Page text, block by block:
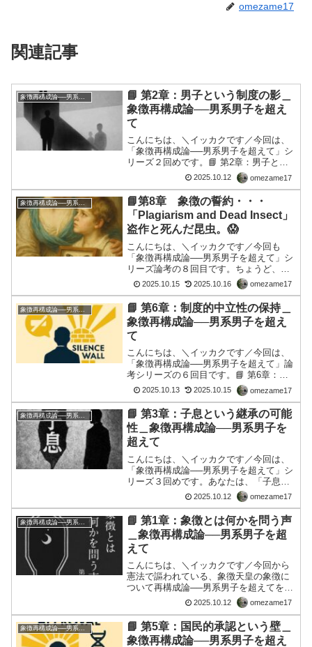
omezame17
関連記事
象徴再構成論──男系男子を超えて
📘 第2章：男子という制度の影＿
象徴再構成論──男系男子を超え
て
こんにちは、＼イッカクです／今回は、
「象徴再構成論──男系男子を超えて」シ
リーズ２回めです。📘 第2章：男子とい
う制度の影あなたは、「男子」という言
葉に、制度の影を感じたことがあります
か。 それは、血統の語彙として語られま
す。継承の条件とし...
2025.10.12 omezame17
象徴再構成論──男系男子を超えて
📘第8章 象徴の誓約・・・
「Plagiarism and Dead Insect」
盗作と死んだ昆虫。😱
こんにちは、＼イッカクです／今回も
「象徴再構成論──男系男子を超えて」シ
リーズ論考の８回目です。ちょうど、世
間では、皇室のアノ不正について、動画
がありました。とりあえず、以下置きま
す。第8章 象徴の誓約—制度は象徴に誓
約する。誓約なき継承は...
2025.10.15 2025.10.16 omezame17
📘 第6章：制度的中立性の保持＿
象徴再構成論──男系男子を超え
て
こんにちは、＼イッカクです／今回は、
「象徴再構成論──男系男子を超えて」論
考シリーズの６回目です。📘 第6章：制
度的中立性の保持「沈黙の尊重」から
「語るべき時を知る者」への転換あなた
は、象徴が語ることによって制度の中立
性が損なわれると考えた...
2025.10.13 2025.10.15 omezame17
象徴再構成論──男系男子を超えて
📘 第3章：子息という継承の可能
性＿象徴再構成論──男系男子を
超えて
こんにちは、＼イッカクです／今回は、
「象徴再構成論──男系男子を超えて」シ
リーズ３回めです。あなたは、「子息」
という語に、制度の余白を感じたことが
ありますか。 それは、「男子」という語
よりも柔らかく、「血統」という語より
も広がりを持っていま...
2025.10.12 omezame17
📘 第1章：象徴とは何かを問う声
＿象徴再構成論──男系男子を超
えて
こんにちは、＼イッカクです／今回から
憲法で謳われている、象徴天皇の象徴に
ついて再構成論──男系男子を超えてを以
下置きます。今回のシリーズは、下記の
１０章からなる論考です。章番号章タイ
トル内容の要点対応する制度条文第1章象
徴とは何かを問う声現...
2025.10.12 omezame17
象徴再構成論──男系男子を超えて
📘 第5章：国民的承認という壁＿
象徴再構成論──男系男子を超え